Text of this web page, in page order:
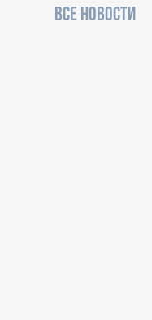
ВСЕ НОВОСТИ